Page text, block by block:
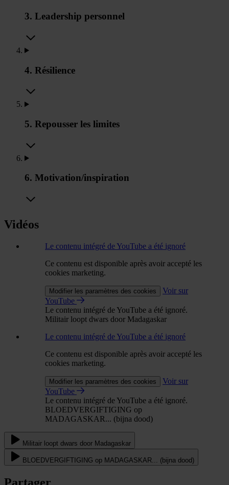
3. Leadership personnel
4. Résilience
5. Repousser les limites
6. Motivation/inspiration
Vidéos
Le contenu intégré de YouTube a été ignoré
Ce contenu est disponible après avoir accepté les
cookies marketing.
Modifier les paramètres des cookies
Voir sur
YouTube
Le contenu intégré de YouTube a été ignoré.
Militair loopt dwars door Madagaskar
Le contenu intégré de YouTube a été ignoré
Ce contenu est disponible après avoir accepté les
cookies marketing.
Modifier les paramètres des cookies
Voir sur
YouTube
Le contenu intégré de YouTube a été ignoré.
BLOEDVERGIFTIGING op
MADAGASKAR... (bijna dood)
Militair loopt dwars door Madagaskar
BLOEDVERGIFTIGING op MADAGASKAR... (bijna dood)